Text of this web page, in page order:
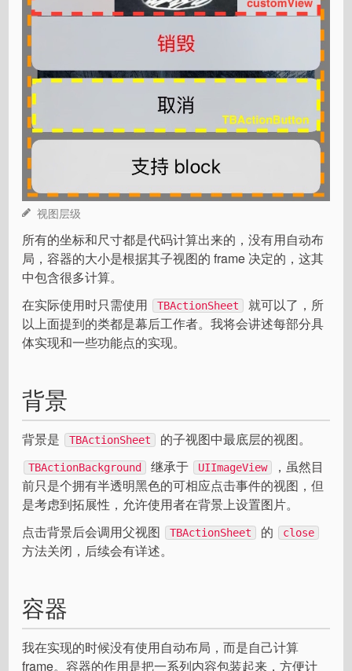
视图层级
所有的坐标和尺寸都是代码计算出来的，没有用自动布
局，容器的大小是根据其子视图的 frame 决定的，这其
中包含很多计算。
在实际使用时只需使用
TBActionSheet
就可以了，所
以上面提到的类都是幕后工作者。我将会讲述每部分具
体实现和一些功能点的实现。
背景
背景是 TBActionSheet 的子视图中最底层的视图。
TBActionBackground 继承于 UIImageView
，虽然目
前只是个拥有半透明黑色的可相应点击事件的视图，但
是考虑到拓展性，允许使用者在背景上设置图片。
点击背景后会调用父视图
TBActionSheet 的 close
方法关闭，后续会有详述。
容器
我在实现的时候没有使用自动布局，而是自己计算
frame。容器的作用是把一系列内容包装起来，方便计